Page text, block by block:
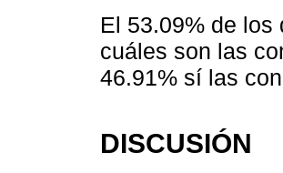
El 53.09% de
cuáles son las
46.91% sí las
DISCUSIÓN